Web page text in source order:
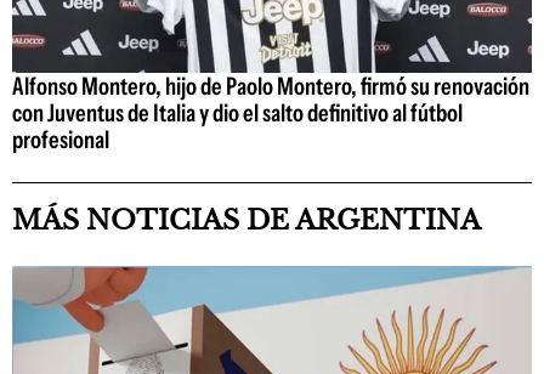
Alfonso Montero, hijo de Paolo Montero, firmó su renovación
con Juventus de Italia y dio el salto definitivo al fútbol
profesional
MÁS NOTICIAS DE ARGENTINA